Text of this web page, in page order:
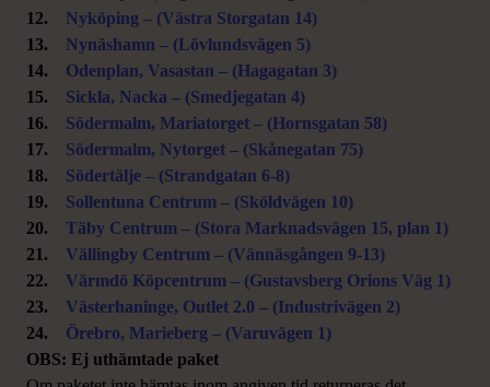
12. Nyköping – (Västra Storgatan 14)
13. Nynäshamn – (Lövlundsvägen 5)
14. Odenplan, Vasastan – (Hagagatan 3)
15. Sickla, Nacka – (Smedjegatan 4)
16. Södermalm, Mariatorget – (Hornsgatan 58)
17. Södermalm, Nytorget – (Skånegatan 75)
18. Södertälje – (Strandgatan 6-8)
19. Sollentuna Centrum – (Sköldvägen 10)
20. Täby Centrum – (Stora Marknadsvägen 15, plan 1)
21. Vällingby Centrum – (Vännäsgången 9-13)
22. Värmdö Köpcentrum – (Gustavsberg Orions Väg 1)
23. Västerhaninge, Outlet 2.0 – (Industrivägen 2)
24. Örebro, Marieberg – (Varuvägen 1)
OBS: Ej uthämtade paket